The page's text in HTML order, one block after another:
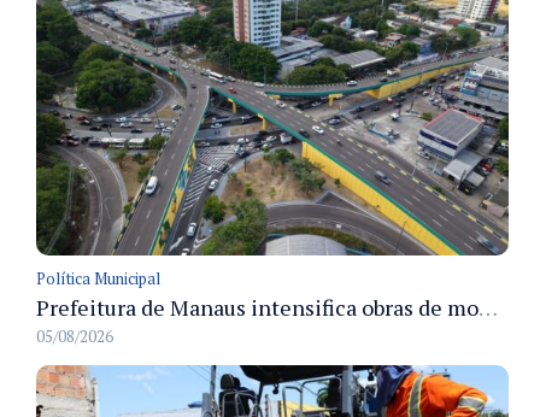
Política Municipal
Prefeitura de Manaus intensifica obras de modernização no viaduto Miguel Arraes para ampliar segurança e acessibilidade na região
05/08/2026